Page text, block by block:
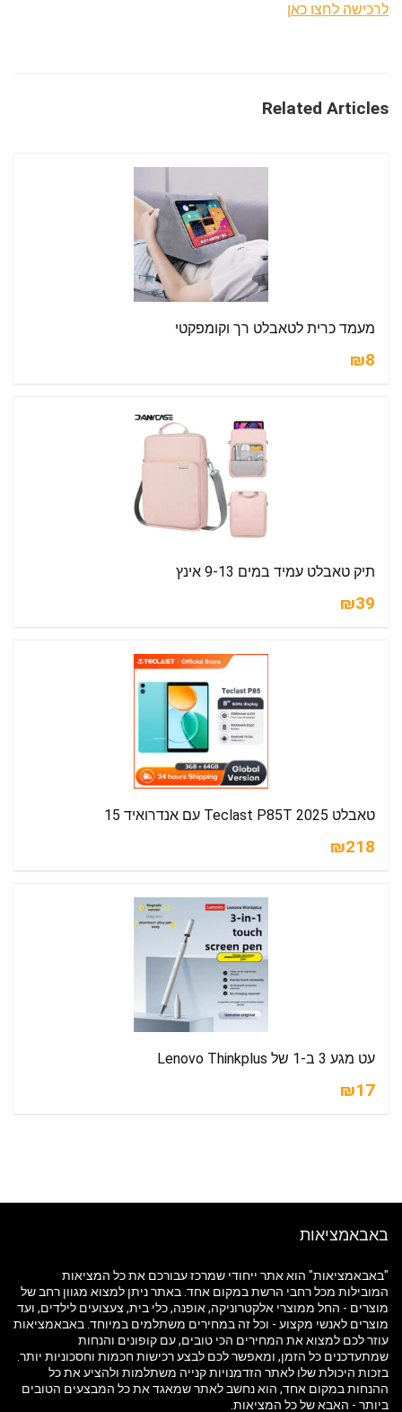
לרכישה לחצו כאן
Related Articles
מעמד כרית לטאבלט רך וקומפקטי
₪8
תיק טאבלט עמיד במים 9-13 אינץ
₪39
טאבלט Teclast P85T 2025 עם אנדרואיד 15
₪218
עט מגע 3 ב-1 של Lenovo Thinkplus
₪17
באבאמציאות
"באבאמציאות" הוא אתר ייחודי שמרכז עבורכם את כל המציאות
המובילות מכל רחבי הרשת במקום אחד. באתר ניתן למצוא מגוון רחב של
מוצרים - החל ממוצרי אלקטרוניקה, אופנה, כלי בית, צעצועים לילדים, ועד
מוצרים לאנשי מקצוע - וכל זה במחירים משתלמים במיוחד. באבאמציאות
עוזר לכם למצוא את המחירים הכי טובים, עם קופונים והנחות
שמתעדכנים כל הזמן, ומאפשר לכם לבצע רכישות חכמות וחסכוניות יותר.
בזכות היכולת שלו לאתר הזדמנויות קנייה משתלמות ולהציע את כל
ההנחות במקום אחד, הוא נחשב לאתר שמאגד את כל המבצעים הטובים
ביותר - האבא של כל המציאות.